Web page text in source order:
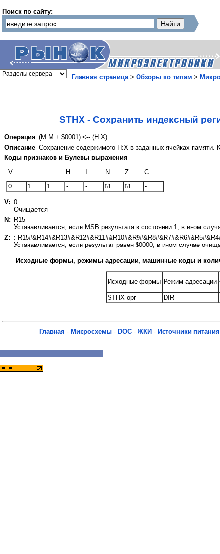
Поиск по сайту:
Главная страница> Обзоры по типам >
STHX - Сохранить индексный
Операция (M:M + $0001) <-- (H:X)
Описание Сохранение содержимого H:X в заданных ячейках памяти.
Коды признаков и Булевы выражения
V
H N Z
C
0
1 1 - - Ы Ы -
V: 0
Очищается
N: R15
Устанавливается, если MSB результата в состоянии 1, в ином
Z: :
Устанавливается, если результат равен $0000, в ином случае
Исходные формы, режимы адресации, машинные коды и
Исходные формы Режим адресации
STHX opr
DIR
Главная - Микросхемы - DOC - ЖКИ - Источники питания